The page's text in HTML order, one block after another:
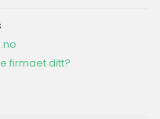
firmaet ditt?